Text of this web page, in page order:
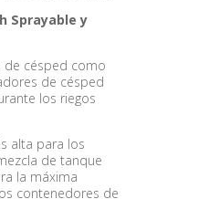
Sprayable y
de césped como
de césped
los riegos
alta para los
de tanque
la máxima
contenedores de